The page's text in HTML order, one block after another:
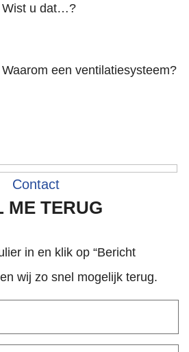
Wist u dat…?
Waarom een ventilatiesysteem?
Contact
ME TERUG
in en klik op “Bericht
wij zo snel mogelijk terug.